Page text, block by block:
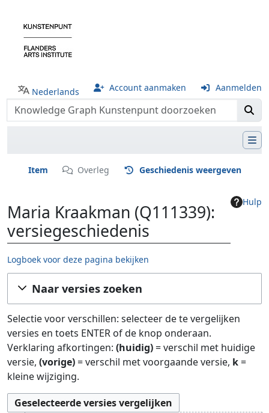
Nederlands Account aanmaken Aanmelden
Item Overleg Geschiedenis weergeven
Hulp
Maria Kraakman (Q111339):
versiegeschiedenis
Logboek voor deze pagina bekijken
Ga naar:navigatie,zoeken
Naar versies zoeken
Selectie voor verschillen: selecteer de te vergelijken
versies en toets ENTER of de knop onderaan.
Verklaring afkortingen: (huidig)= verschil met huidige
versie, (vorige)= verschil met voorgaande versie, k=
kleine wijziging.